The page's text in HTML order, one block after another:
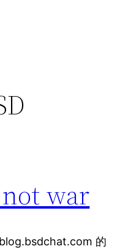
war
的